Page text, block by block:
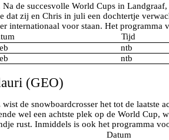
de succesvolle World Cups in
zij en Chris in juli een dochtertje
internationaal voor staan. Het programma
Tijd
ntb
ntb
(GEO)
de snowboardcrosser het tot de
wel een achtste plek op de World Cup,
rust. Inmiddels is ook het programma
Datum